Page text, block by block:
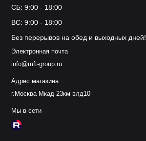
СБ: 9:00 - 18:00
ВС: 9:00 - 18:00
Без перерывов на обед и выходных дней!
Электронная почта
info@mft-group.ru
Адрес магазина
г.Москва Мкад 23км влд10
Мы в сети